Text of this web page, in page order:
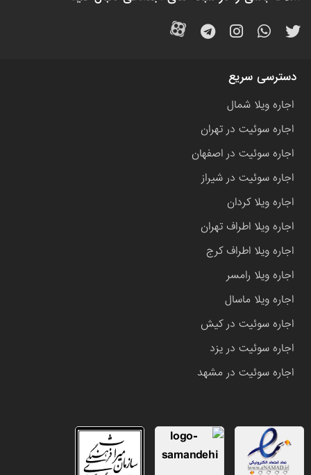
دسترسی سریع
اجاره ویلا شمال
اجاره سوئیت در تهران
اجاره سوئیت در اصفهان
اجاره سوئیت در شیراز
اجاره ویلا کردان
اجاره ویلا اطراف تهران
اجاره ویلا اطراف کرج
اجاره ویلا رامسر
اجاره ویلا ماسال
اجاره سوئیت در کیش
اجاره سوئیت در یزد
اجاره سوئیت در مشهد